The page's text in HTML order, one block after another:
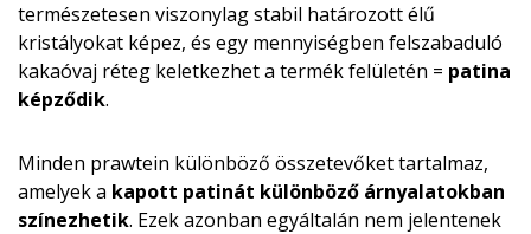
természetesen viszonylag stabil határozott élű
kristályokat képez, és egy mennyiségben felszabaduló
kakaóvaj réteg keletkezhet a termék felületén = patina
képződik.
Minden prawtein különböző összetevőket tartalmaz,
amelyek a kapott patinát különböző árnyalatokban
színezhetik. Ezek azonban egyáltalán nem jelentenek